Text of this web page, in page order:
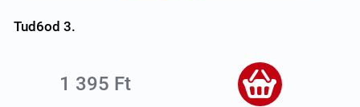
Tud6od 3.
1 395 Ft